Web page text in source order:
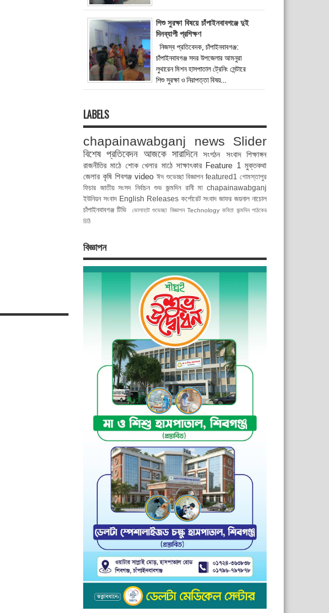
শিশু সুরক্ষা বিষয়ে চাঁপাইনবাবগঞ্জে দুই
দিনব্যাপী প্রশিক্ষণ
নিজস্ব প্রতিবেদক, চাঁপাইনবাবগঞ্জ:
চাঁপাইনবাবগঞ্জ সদর উপজেলার আমনুরা
লুথারেন মিশন হাসপাতাল ট্রেনিং সেন্টারে
শিশু সুরক্ষা ও নিরাপত্তা বিষয়...
LABELS
chapainawabganj news Slider
বিশেষ প্রতিবেদন আজকে সারাদিনে সংগঠন সংবাদ
শিক্ষাঙ্গন
রাজনীতির মাঠে শোক খেলার মাঠে সাক্ষাৎকার Feature 1 মুক্তকথা
জেলার কৃষি শিবগঞ্জ video ঈদ শুভেচ্ছা বিজ্ঞাপন featured1 গোমস্তাপুর
ফিচার জাতীয় সংসদ নির্বাচন শুভ জন্মদিন রানী মা chapainawabganj
ইউনিয়ন সংবাদ English Releases কর্পোরেট সংবাদ জাফর জয়নাল নাচোল
চাঁপাইনবাবগঞ্জ টিভি
ভোলাহাট শুভেচ্ছা বিজ্ঞাপন Technology কবিতা জন্মদিন পাঠকের
চিঠি
বিজ্ঞাপন